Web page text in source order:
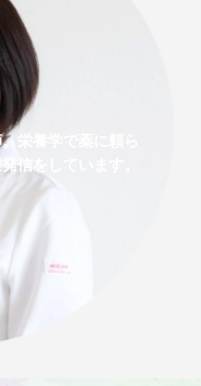
栄養学で薬に頼ら
信をしています。